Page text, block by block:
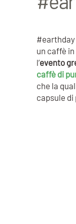
#earthday
un caffè
l’evento
caffè di
che la
capsule